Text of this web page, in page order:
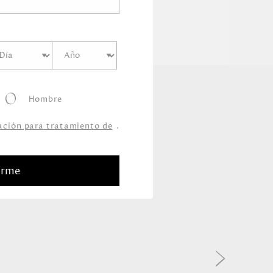
Hombre
para tratamiento de .